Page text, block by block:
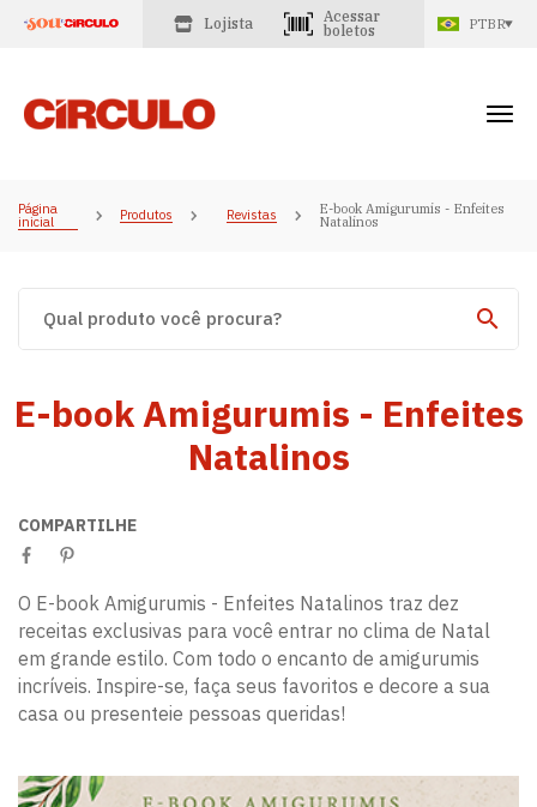
Lojista
Acessar
boletos
PTBR
Página
inicial Produtos Revistas E-book Amigurumis - Enfeites
Natalinos
E-book Amigurumis - Enfeites
Natalinos
COMPARTILHE
O E-book Amigurumis - Enfeites Natalinos traz dez
receitas exclusivas para você entrar no clima de Natal
em grande estilo. Com todo o encanto de amigurumis
incríveis. Inspire-se, faça seus favoritos e decore a sua
casa ou presenteie pessoas queridas!